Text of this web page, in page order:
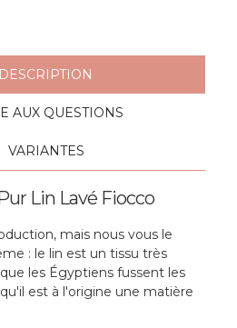
DESCRIPTION
AUX QUESTIONS
VARIANTES
Lin Lavé Fiocco
mais nous vous le
: le lin est un tissu très
les Égyptiens fussent les
est à l'origine une matière